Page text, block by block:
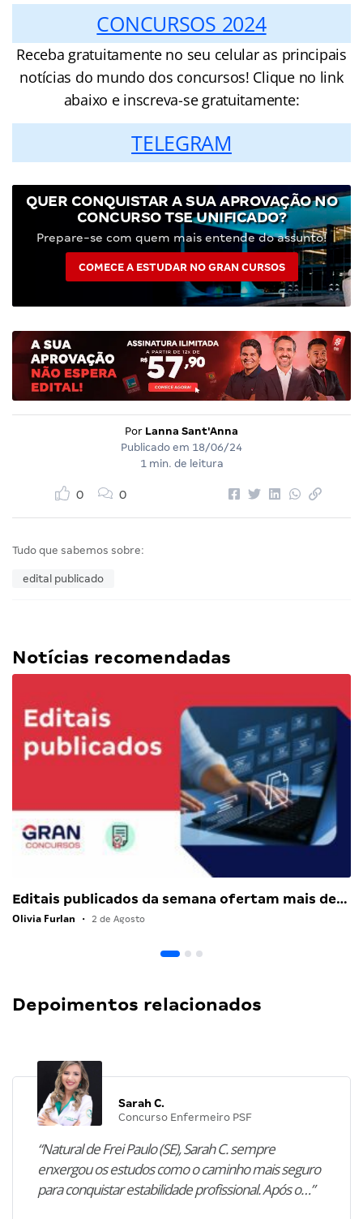
CONCURSOS 2024
Receba gratuitamente no seu celular as principais
notícias do mundo dos concursos! Clique no link
abaixo e inscreva-se gratuitamente:
TELEGRAM
QUER CONQUISTAR A SUA APROVAÇÃO NO
CONCURSO TSE UNIFICADO?
Prepare-se com quem mais entende do assunto!
COMECE A ESTUDAR NO GRAN CURSOS
Por Lanna Sant'Anna
Publicado em 18/06/24
1 min. de leitura
0 0
Tudo que sabemos sobre:
edital publicado
Notícias recomendadas
Editais publicados da semana ofertam mais de…
Olivia Furlan • 2 de Agosto
Depoimentos relacionados
Sarah C.
Concurso Enfermeiro PSF
“Natural de Frei Paulo (SE), Sarah C. sempre
enxergou os estudos como o caminho mais seguro
para conquistar estabilidade profissional. Após o…”